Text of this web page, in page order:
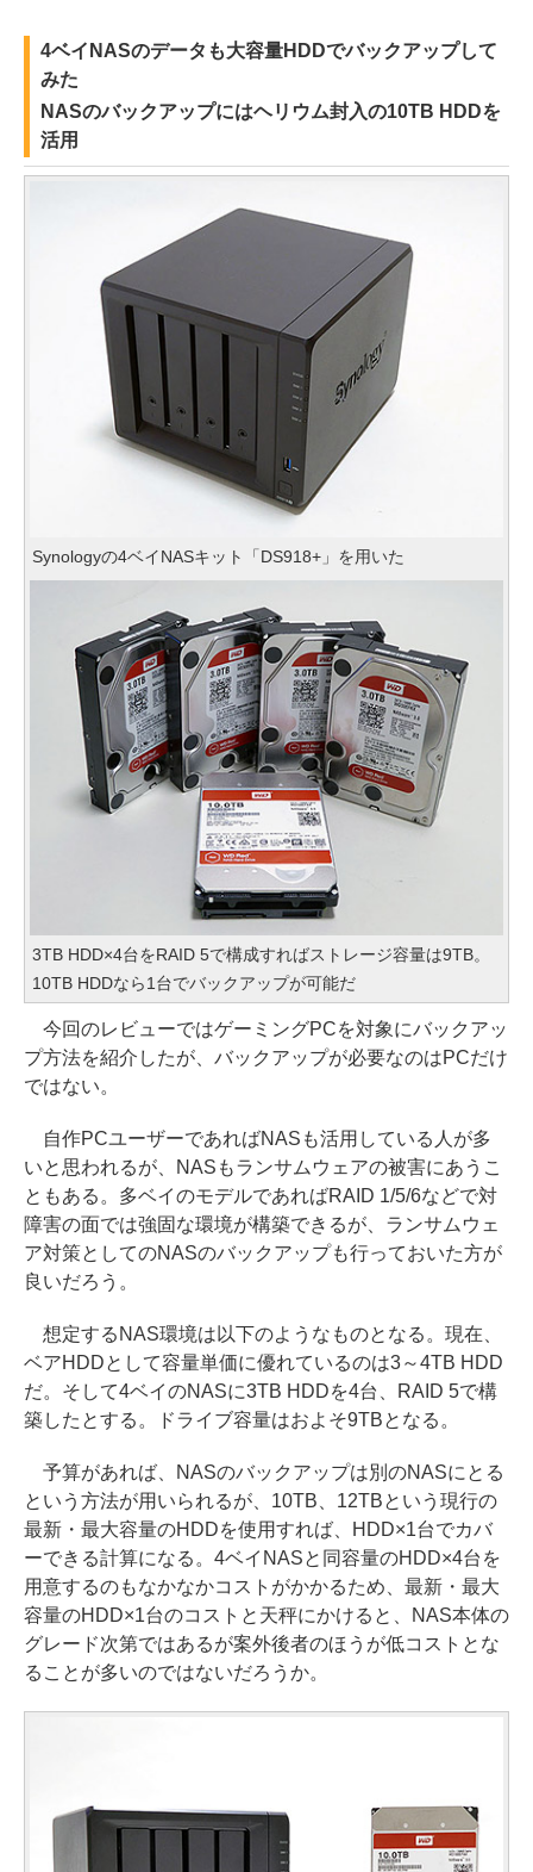
4ベイNASのデータも大容量HDDでバックアップして
みた
NASのバックアップにはヘリウム封入の10TB HDDを
活用
Synologyの4ベイNASキット「DS918+」を用いた
3TB HDD×4台をRAID 5で構成すればストレージ容量は9TB。
10TB HDDなら1台でバックアップが可能だ
今回のレビューではゲーミングPCを対象にバックアッ
プ方法を紹介したが、バックアップが必要なのはPCだけ
ではない。
自作PCユーザーであればNASも活用している人が多
いと思われるが、NASもランサムウェアの被害にあうこ
ともある。多ベイのモデルであればRAID 1/5/6などで対
障害の面では強固な環境が構築できるが、ランサムウェ
ア対策としてのNASのバックアップも行っておいた方が
良いだろう。
想定するNAS環境は以下のようなものとなる。現在、
ベアHDDとして容量単価に優れているのは3～4TB HDD
だ。そして4ベイのNASに3TB HDDを4台、RAID 5で構
築したとする。ドライブ容量はおよそ9TBとなる。
予算があれば、NASのバックアップは別のNASにとる
という方法が用いられるが、10TB、12TBという現行の
最新・最大容量のHDDを使用すれば、HDD×1台でカバ
ーできる計算になる。4ベイNASと同容量のHDD×4台を
用意するのもなかなかコストがかかるため、最新・最大
容量のHDD×1台のコストと天秤にかけると、NAS本体の
グレード次第ではあるが案外後者のほうが低コストとな
ることが多いのではないだろうか。